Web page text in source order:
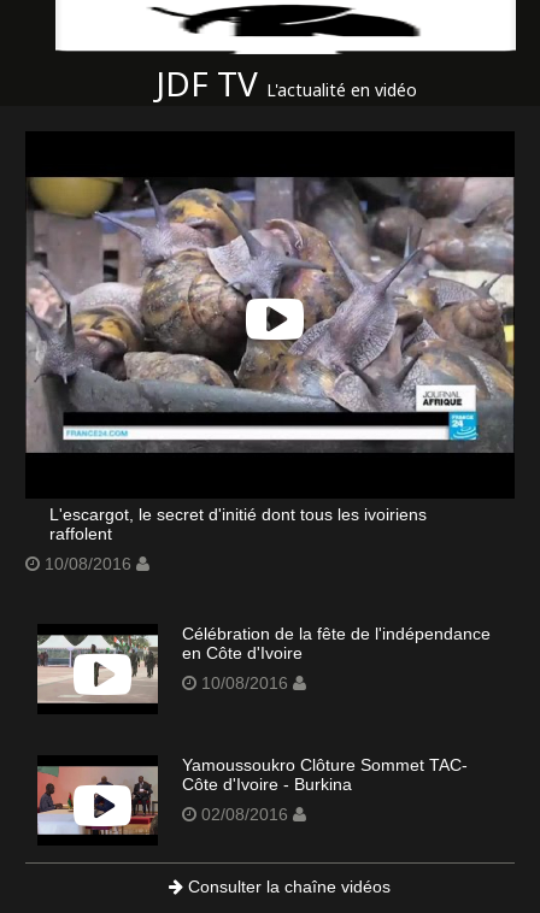
JDF TV L'actualité en vidéo
L'escargot, le secret d'initié dont tous les ivoiriens
raffolent
10/08/2016
Célébration de la fête de l'indépendance
en Côte d'Ivoire
10/08/2016
Yamoussoukro Clôture Sommet TAC-
Côte d'Ivoire - Burkina
02/08/2016
Consulter la chaîne vidéos